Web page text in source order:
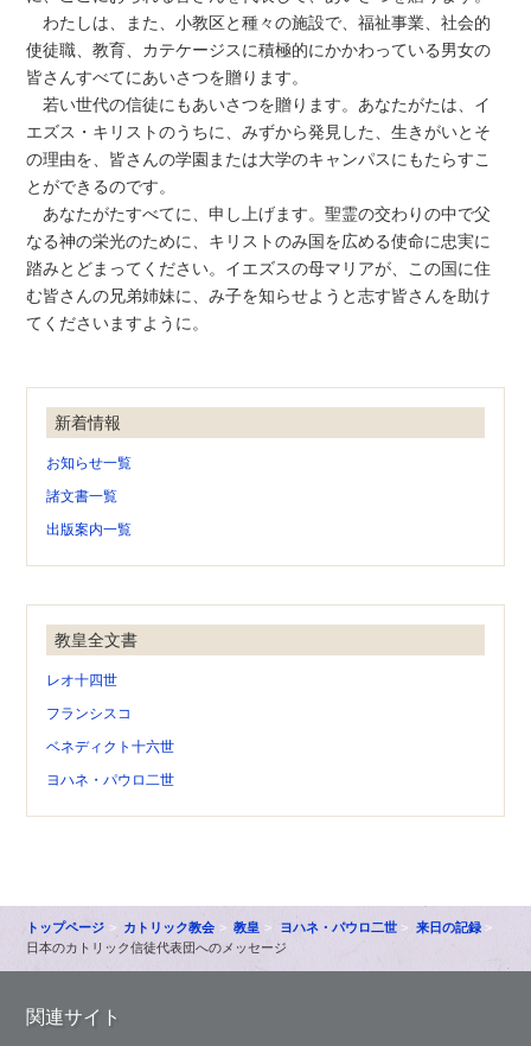
わたしは、また、小教区と種々の施設で、福祉事業、社会的
使徒職、教育、カテケージスに積極的にかかわっている男女の
皆さんすべてにあいさつを贈ります。
若い世代の信徒にもあいさつを贈ります。あなたがたは、イ
エズス・キリストのうちに、みずから発見した、生きがいとそ
の理由を、皆さんの学園または大学のキャンパスにもたらすこ
とができるのです。
あなたがたすべてに、申し上げます。聖霊の交わりの中で父
なる神の栄光のために、キリストのみ国を広める使命に忠実に
踏みとどまってください。イエズスの母マリアが、この国に住
む皆さんの兄弟姉妹に、み子を知らせようと志す皆さんを助け
てくださいますように。
新着情報
お知らせ一覧
諸文書一覧
出版案内一覧
教皇全文書
レオ十四世
フランシスコ
ベネディクト十六世
ヨハネ・パウロ二世
トップページ カトリック教会 教皇 ヨハネ・パウロ二世
来日の記録
日本のカトリック信徒代表団へのメッセージ
関連サイト